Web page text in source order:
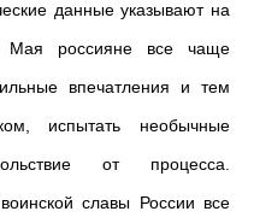
данные указывают на
Мая россияне все чаще
впечатления и тем
испытать необычные
от процесса.
славы России все